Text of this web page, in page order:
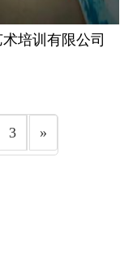
培训有限公司
3 »